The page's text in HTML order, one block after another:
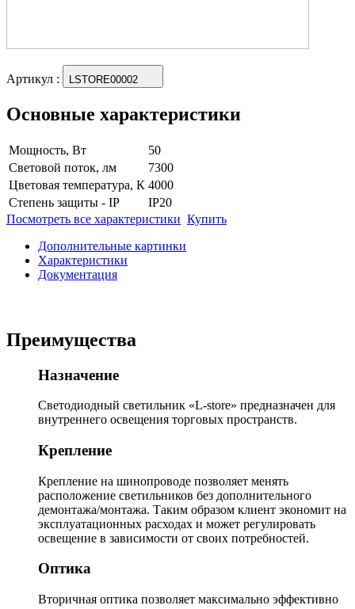
Артикул : LSTORE00002
Основные характеристики
Мощность, Вт
50
Световой поток, лм
7300
Цветовая температура, К 4000
Степень защиты - IP
IP20
Посмотреть все характеристики Купить
Дополнительные картинки
Характеристики
Документация
Преимущества
Назначение
Светодиодный светильник «L-store» предназначен для
внутреннего освещения торговых пространств.
Крепление
Крепление на шинопроводе позволяет менять
расположение светильников без дополнительного
демонтажа/монтажа. Таким образом клиент экономит на
эксплуатационных расходах и может регулировать
освещение в зависимости от своих потребностей.
Оптика
Вторичная оптика позволяет максимально эффективно